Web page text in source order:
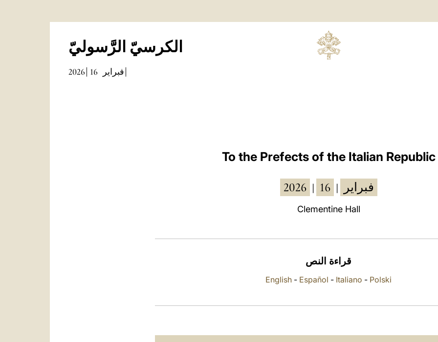
الكرسيّ الرَّسوليّ
2026 فبراير 16
To the Prefects of the Italian Republic
2026 فبراير 16
Clementine Hall
قراءة النص
English - Español - Italiano - Polski